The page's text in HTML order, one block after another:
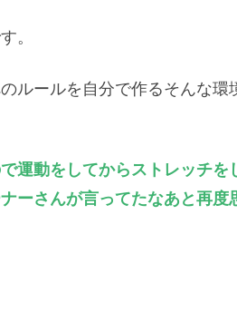
。
ルールを自分で作るそんな環
運動をしてからストレッチを
ーさんが言ってたなあと再度